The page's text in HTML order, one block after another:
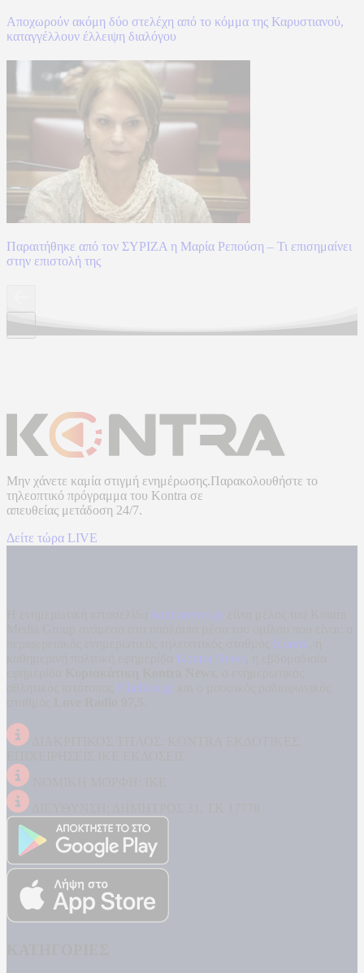
Αποχωρούν ακόμη δύο στελέχη από το κόμμα της Καρυστιανού,
καταγγέλλουν έλλειψη διαλόγου
Παραιτήθηκε από τον ΣΥΡΙΖΑ η Μαρία Ρεπούση – Τι επισημαίνει
στην επιστολή της
Μην χάνετε καμία στιγμή ενημέρωσης.Παρακολουθήστε το
τηλεοπτικό πρόγραμμα του Kontra σε
απευθείας μετάδοση 24/7.
Δείτε τώρα LIVE
kontranews.gr
Kontra
Kontra News
Filathlos.gr